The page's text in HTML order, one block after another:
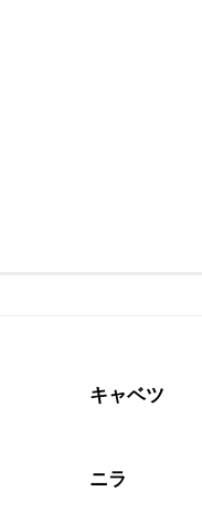
すすめします。
キャベツ
ニラ